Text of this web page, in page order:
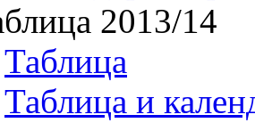
2013/14
Таблица
Таблица и